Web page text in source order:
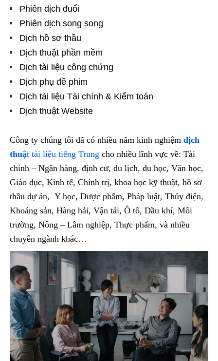
Phiên dịch đuổi
Phiên dịch song song
Dịch hồ sơ thầu
Dịch thuật phần mềm
Dịch tài liệu công chứng
Dịch phụ đề phim
Dịch tài liệu Tài chính & Kiểm toán
Dịch thuật Website
Công ty chúng tôi đã có nhiều năm kinh nghiệm dịch
thuật tài liệu tiếng Trung cho nhiều lĩnh vực về: Tài
chính – Ngân hàng, định cư, du lịch, du học, Văn học,
Giáo dục, Kinh tế, Chính trị, khoa học kỹ thuật, hồ sơ
thầu dự án, Y học, Dược phẩm, Pháp luật, Thủy điện,
Khoáng sản, Hàng hải, Vận tải, Ô tô, Dầu khí, Môi
trường, Nông – Lâm nghiệp, Thực phẩm, và nhiều
chuyên ngành khác…